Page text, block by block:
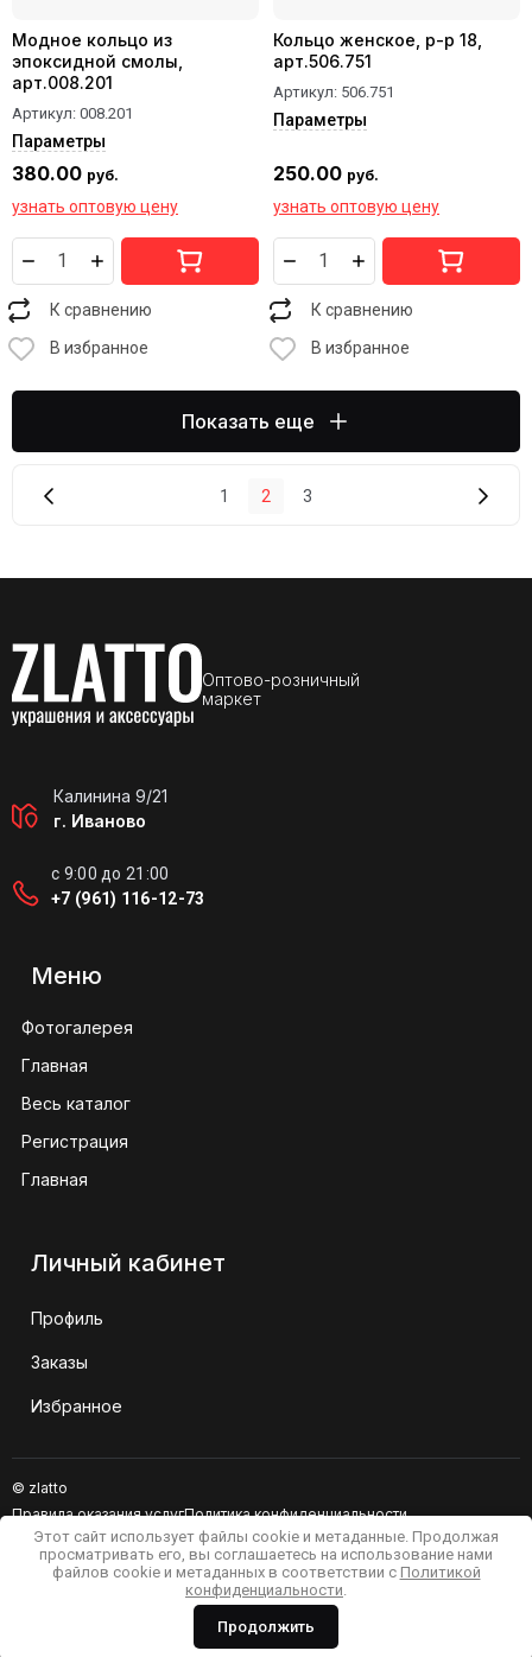
Модное кольцо из
эпоксидной смолы,
арт.008.201
Артикул: 008.201
Параметры
380.00 руб.
узнать оптовую цену
К сравнению
В избранное
Кольцо женское, р-р 18,
арт.506.751
Артикул: 506.751
Параметры
250.00 руб.
узнать оптовую цену
К сравнению
В избранное
Показать еще
1 2 3
Оптово-розничный
маркет
Калинина 9/21
г. Иваново
с 9:00 до 21:00
+7 (961) 116-12-73
Меню
Фотогалерея
Главная
Весь каталог
Регистрация
Главная
Личный кабинет
Профиль
Заказы
Избранное
© zlatto
Правила оказания услугПолитика конфиденциальности
Сайт не является публичной офертой
Этот сайт использует файлы cookie и метаданные. Продолжая
просматривать его, вы соглашаетесь на использование нами
файлов cookie и метаданных в соответствии с Политикой
конфиденциальности.
Продолжить